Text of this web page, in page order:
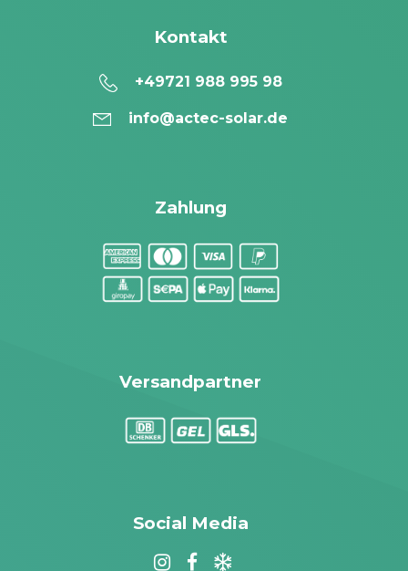
Kontakt
+49721 988 995 98
info@actec-solar.de
Zahlung
Versandpartner
Social Media